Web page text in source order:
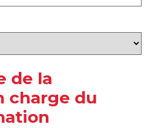
de la
charge du